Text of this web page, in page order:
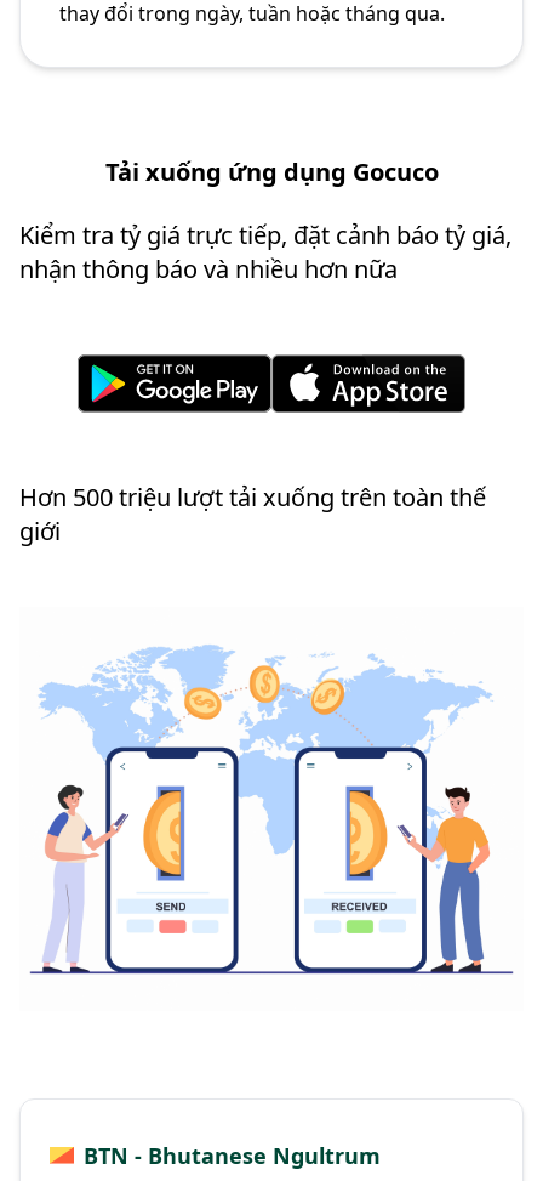
thay đổi trong ngày, tuần hoặc tháng qua.
Tải xuống ứng dụng Gocuco
Kiểm tra tỷ giá trực tiếp, đặt cảnh báo tỷ giá,
nhận thông báo và nhiều hơn nữa
Hơn 500 triệu lượt tải xuống trên toàn thế
giới
BTN - Bhutanese Ngultrum